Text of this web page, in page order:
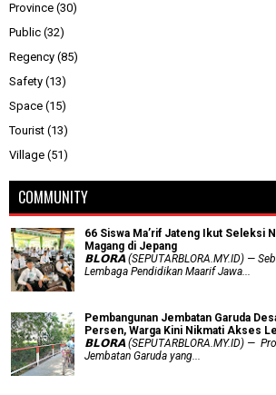
Province (30)
Public (32)
Regency (85)
Safety (13)
Space (15)
Tourist (13)
Village (51)
COMMUNITY
66 Siswa Ma’rif Jateng Ikut Seleksi
Magang di Jepang
𝗕𝗟𝗢𝗥𝗔 (SEPUTARBLORA.MY.ID) —
Lembaga Pendidikan Maarif Jawa...
Pembangunan Jembatan Garuda
Persen, Warga Kini Nikmati Akses
𝗕𝗟𝗢𝗥𝗔 (SEPUTARBLORA.MY.ID) —
Jembatan Garuda yang...